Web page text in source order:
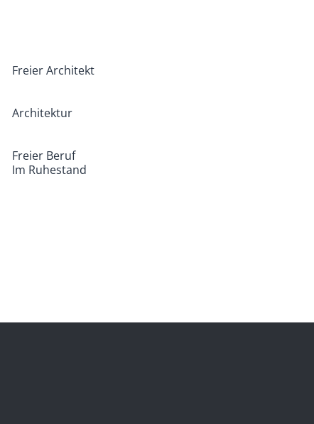
Freier Architekt
Architektur
Freier Beruf
Im Ruhestand